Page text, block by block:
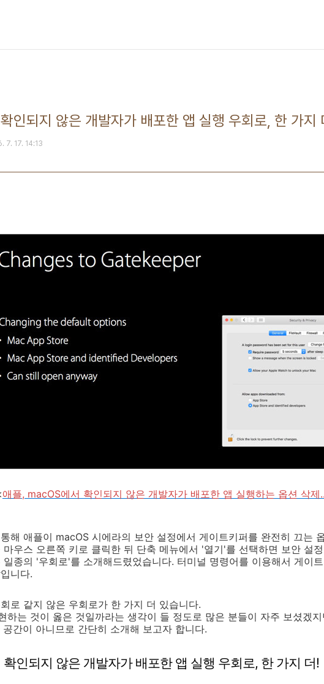
인되지 않은 개발자가 배포한 앱 실행 우회로, 한 가지
7. 17. 14:13
애플, macOS에서 확인되지 않은 개발자가 배포한 앱 실행하는 옵션 삭제
해 애플이 macOS 시에라의 보안 설정에서 게이트키퍼를 완전히 끄는
마우스 오른쪽 키로 클릭한 뒤 단축 메뉴에서 '열기'를 선택하면 보안 설
일종의 '우회로'를 소개해드렸었습니다. 터미널 명령어를 이용해서 게이
니다.
로 같지 않은 우회로가 한 가지 더 있습니다.
하는 것이 옳은 것일까라는 생각이 들 정도로 많은 분들이 자주 보셨겠
간이 아니므로 간단히 소개해 보고자 합니다.
인되지 않은 개발자가 배포한 앱 실행 우회로, 한 가지 더!